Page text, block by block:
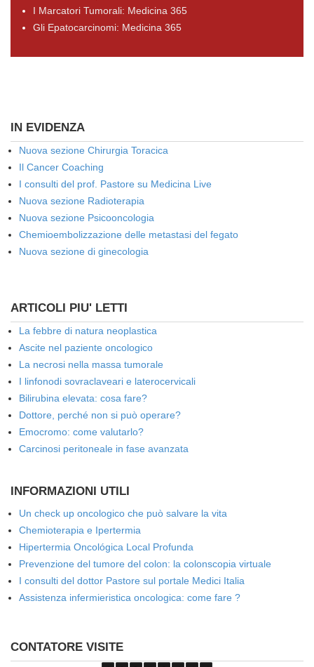
I Marcatori Tumorali: Medicina 365
Gli Epatocarcinomi: Medicina 365
IN EVIDENZA
Nuova sezione Chirurgia Toracica
Il Cancer Coaching
I consulti del prof. Pastore su Medicina Live
Nuova sezione Radioterapia
Nuova sezione Psicooncologia
Chemioembolizzazione delle metastasi del fegato
Nuova sezione di ginecologia
ARTICOLI PIU' LETTI
La febbre di natura neoplastica
Ascite nel paziente oncologico
La necrosi nella massa tumorale
I linfonodi sovraclaveari e laterocervicali
Bilirubina elevata: cosa fare?
Dottore, perché non si può operare?
Emocromo: come valutarlo?
Carcinosi peritoneale in fase avanzata
INFORMAZIONI UTILI
Un check up oncologico che può salvare la vita
Chemioterapia e Ipertermia
Hipertermia Oncológica Local Profunda
Prevenzione del tumore del colon: la colonscopia virtuale
I consulti del dottor Pastore sul portale Medici Italia
Assistenza infermieristica oncologica: come fare ?
CONTATORE VISITE